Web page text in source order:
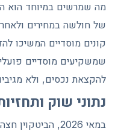
מה שמרשים במיוחד הוא
של חולשה במחירים ולאחר
קונים מוסדיים המשיכו
שמשקיעים מוסדיים
להקצאת נכסים, ולא
נתוני שוק